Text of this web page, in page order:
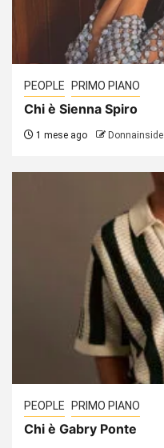
PEOPLE PRIMO PIANO
Chi è Sienna Spiro
1 mese ago Donnainside
PEOPLE PRIMO PIANO
Chi è Gabry Ponte